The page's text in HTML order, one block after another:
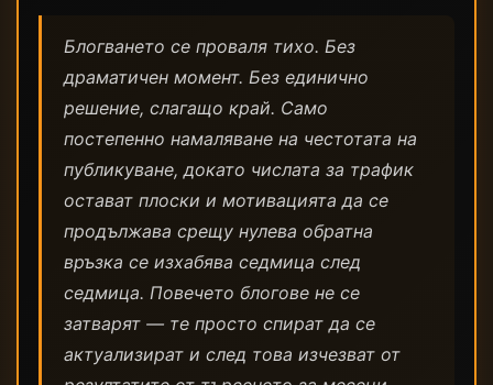
Блогването се проваля тихо. Без
драматичен момент. Без единично
решение, слагащо край. Само
постепенно намаляване на честотата на
публикуване, докато числата за трафик
остават плоски и мотивацията да се
продължава срещу нулева обратна
връзка се изхабява седмица след
седмица. Повечето блогове не се
затварят — те просто спират да се
актуализират и след това изчезват от